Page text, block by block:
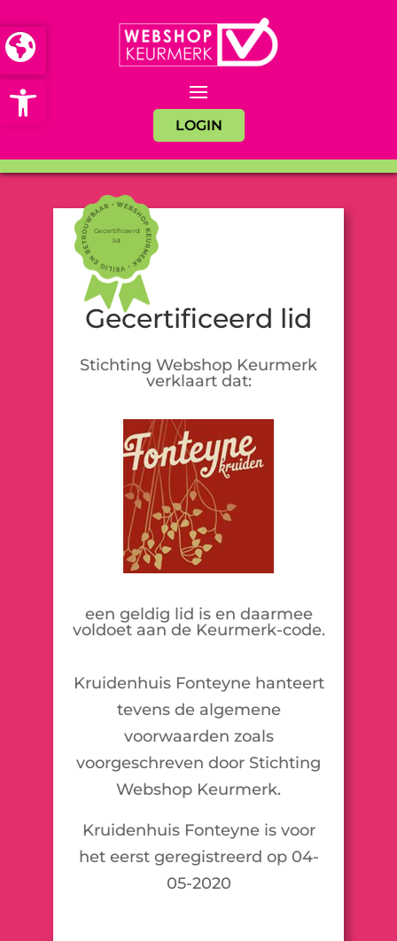
Open toolbar
LOGIN
Gecertificeerd
lid
Gecertificeerd lid
Stichting Webshop Keurmerk
verklaart dat:
een geldig lid is en daarmee
voldoet aan de Keurmerk-code.
Kruidenhuis Fonteyne hanteert
tevens de algemene
voorwaarden zoals
voorgeschreven door Stichting
Webshop Keurmerk.
Kruidenhuis Fonteyne is voor
het eerst geregistreerd op 04-
05-2020